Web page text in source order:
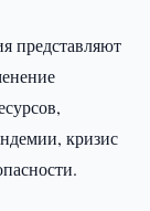
представляют
кризис